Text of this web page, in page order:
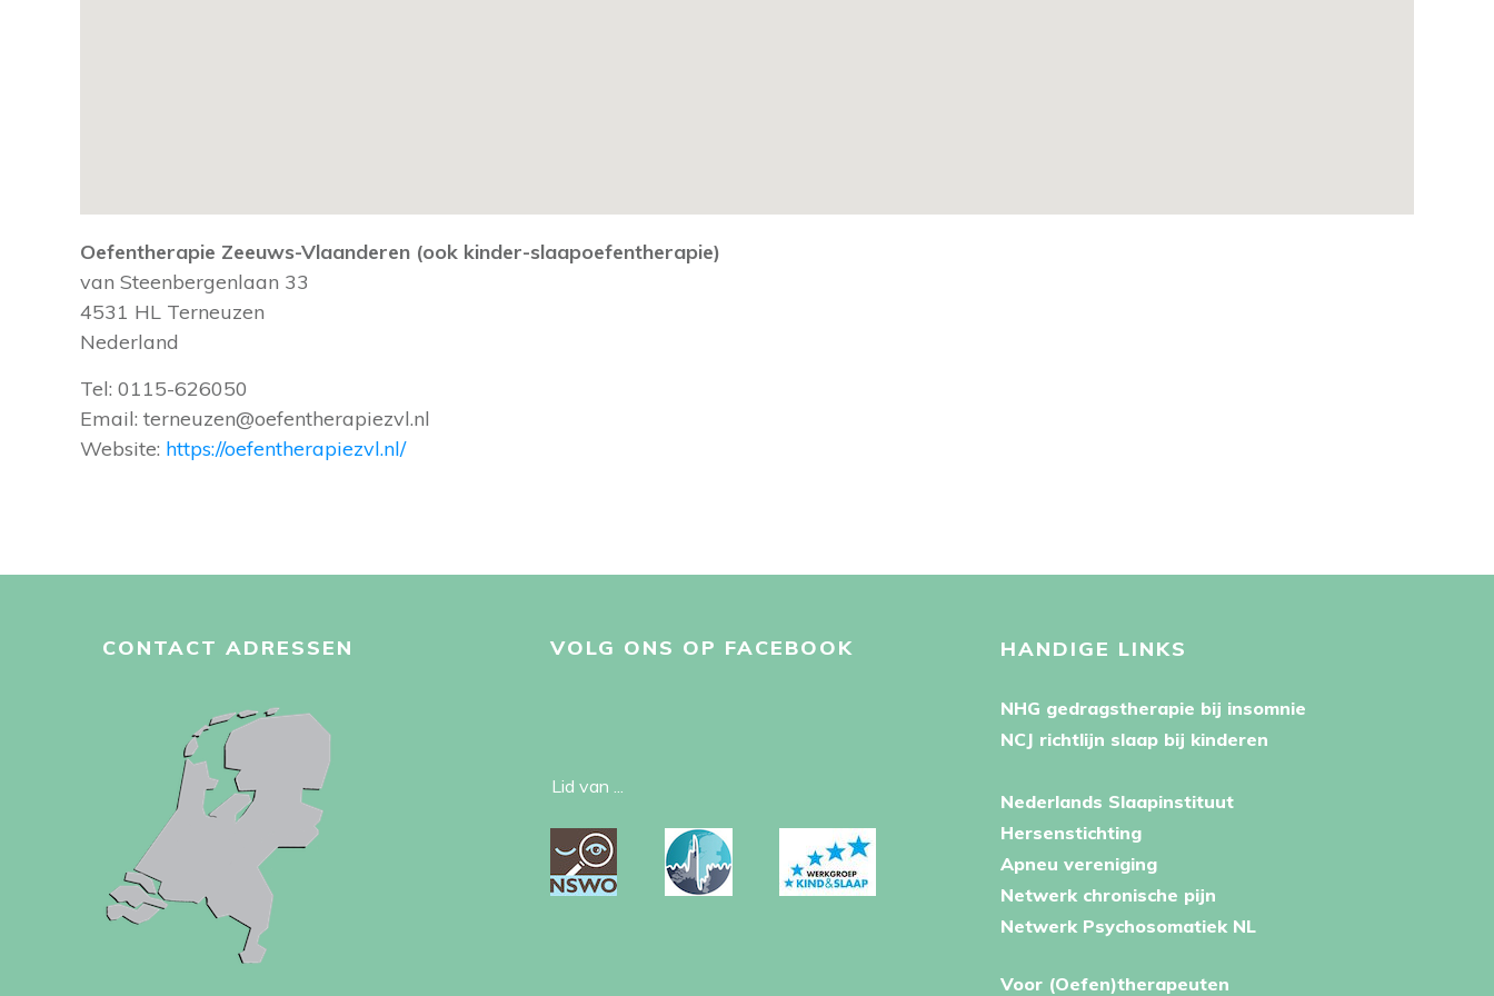
Oefentherapie Zeeuws-Vlaanderen (ook kinder-slaapoefentherapie)
van Steenbergenlaan 33
4531 HL Terneuzen
Nederland
Tel: 0115-626050
Email: terneuzen@oefentherapiezvl.nl
Website: https://oefentherapiezvl.nl/
CONTACT ADRESSEN VOLG ONS OP FACEBOOK
Lid van ...
HANDIGE LINKS
NHG gedragstherapie bij insomnie
NCJ richtlijn slaap bij kinderen
Nederlands Slaapinstituut
Hersenstichting
Apneu vereniging
Netwerk chronische pijn
Netwerk Psychosomatiek NL
Voor (Oefen)therapeuten